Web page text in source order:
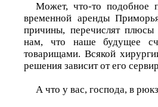
Может, что-то подобное
временной аренды
причины, перечислят
нам, что наше будущее
товарищами. Всякой
решения зависит от его
А что у вас, господа, в